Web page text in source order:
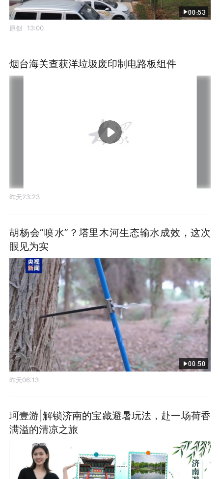
00:53
原创 13:00
烟台海关查获洋垃圾废印制电路板组件
昨天23:23
胡杨会“喷水”？塔里木河生态输水成效，这次
眼见为实
00:50
昨天06:13
珂壹游|解锁济南的宝藏避暑玩法，赴一场荷香
满溢的清凉之旅